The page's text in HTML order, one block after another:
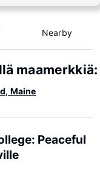
Nearby
Maine
Peaceful